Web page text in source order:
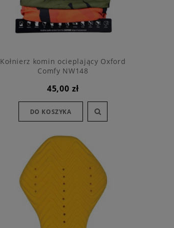
Kołnierz komin ocieplający Oxford
Comfy NW148
45,00 zł
DO KOSZYKA